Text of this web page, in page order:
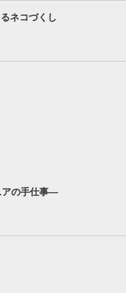
ネコづくし
アの手仕事―